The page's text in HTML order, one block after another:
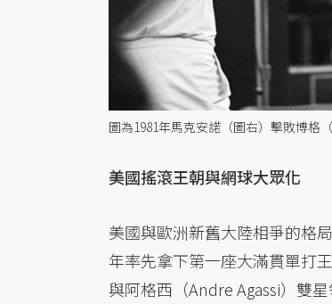
圖為1981年馬克安諾（圖右）擊敗博格
美國搖滾王朝與網球大眾化
美國與歐洲新舊大陸相爭的格
年率先拿下第一座大滿貫單打
與阿格西（Andre Agassi）雙